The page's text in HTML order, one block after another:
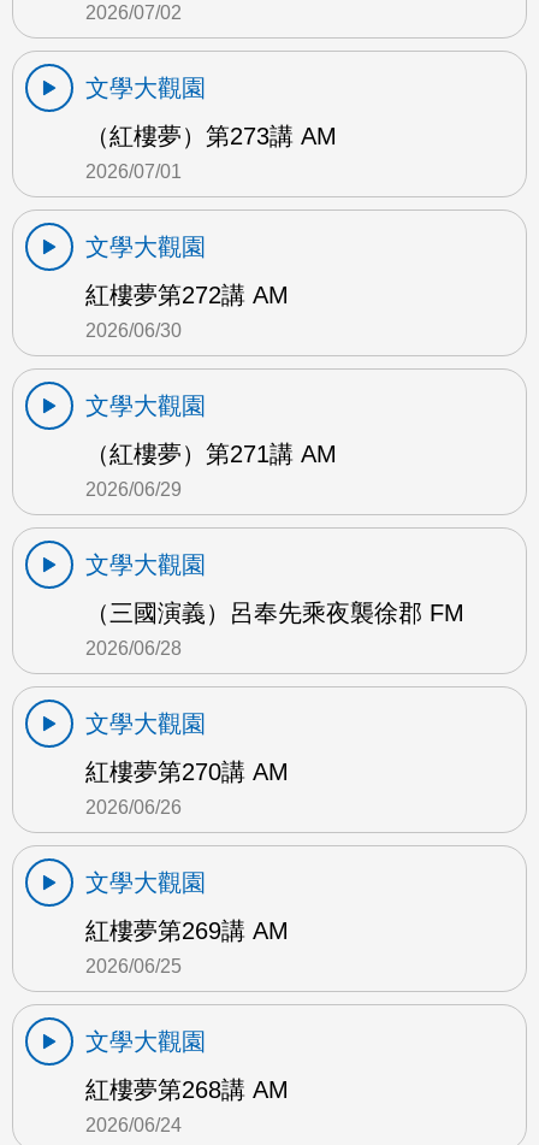
2026/07/02
文學大觀園
（紅樓夢）第273講 AM
2026/07/01
文學大觀園
紅樓夢第272講 AM
2026/06/30
文學大觀園
（紅樓夢）第271講 AM
2026/06/29
文學大觀園
（三國演義）呂奉先乘夜襲徐郡 FM
2026/06/28
文學大觀園
紅樓夢第270講 AM
2026/06/26
文學大觀園
紅樓夢第269講 AM
2026/06/25
文學大觀園
紅樓夢第268講 AM
2026/06/24